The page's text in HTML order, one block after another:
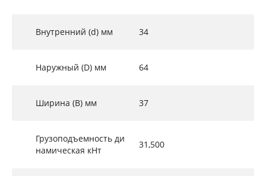
Внутренний (d) мм 34
Наружный (D) мм 64
Ширина (B) мм 37
Грузоподъемность ди
намическая кНт
31,500